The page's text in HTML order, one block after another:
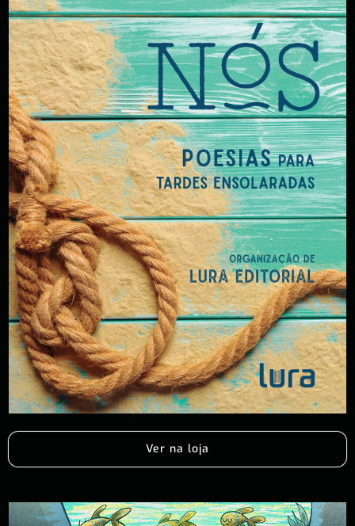
Ver na loja